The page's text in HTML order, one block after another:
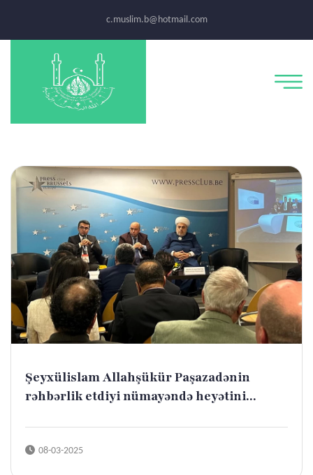
c.muslim.b@hotmail.com
Şeyxülislam Allahşükür Paşazadənin
rəhbərlik etdiyi nümayəndə heyətini...
08-03-2025